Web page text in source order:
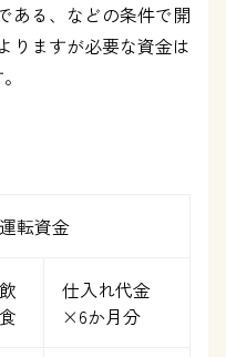
ある、などの条件で開
りますが必要な資金は
運転資金
飲
食
仕入れ代金
×6か月分